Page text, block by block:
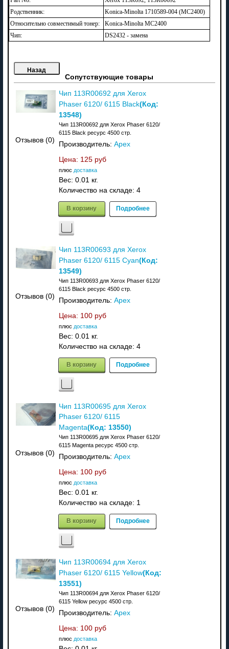
Родственник:
Konica-Minolta 1710589-004 (MC2400)
Относительно совместимый тонер:
Konica-Minolta MC2400
Чип:
DS2432 - замена
Сопутствующие товары
Отзывов (0)
Чип 113R00692 для Xerox
Phaser 6120/ 6115 Black(Код:
13548)
Чип 113R00692 для Xerox Phaser 6120/
6115 Black ресурс 4500 стр.
Производитель: Apex
Цена: 125 руб
плюс доставка
Вес: 0.01 кг.
Количество на складе: 4
В корзину Подробнее
Отзывов (0)
Чип 113R00693 для Xerox
Phaser 6120/ 6115 Cyan(Код:
13549)
Чип 113R00693 для Xerox Phaser 6120/
6115 Black ресурс 4500 стр.
Производитель: Apex
Цена: 100 руб
плюс доставка
Вес: 0.01 кг.
Количество на складе: 4
В корзину Подробнее
Отзывов (0)
Чип 113R00695 для Xerox
Phaser 6120/ 6115
Magenta(Код: 13550)
Чип 113R00695 для Xerox Phaser 6120/
6115 Magenta ресурс 4500 стр.
Производитель: Apex
Цена: 100 руб
плюс доставка
Вес: 0.01 кг.
Количество на складе: 1
В корзину Подробнее
Отзывов (0)
Чип 113R00694 для Xerox
Phaser 6120/ 6115 Yellow(Код:
13551)
Чип 113R00694 для Xerox Phaser 6120/
6115 Yellow ресурс 4500 стр.
Производитель: Apex
Цена: 100 руб
плюс доставка